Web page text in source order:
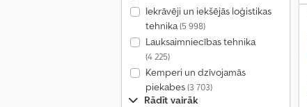
Iekrāvēji un iekšējās loģistikas
tehnika(5 998)
Lauksaimniecības tehnika
(4 225)
Kemperi un dzīvojamās
piekabes(3 703)
Rādīt vairāk